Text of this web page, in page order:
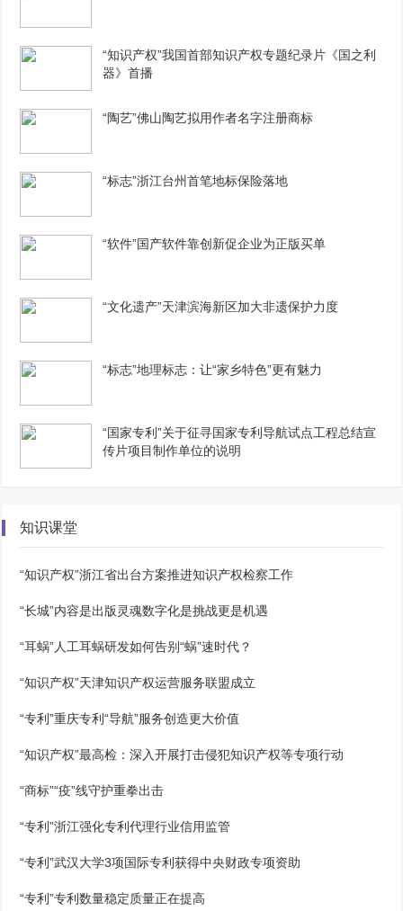
“知识产权”我国首部知识产权专题纪录片《国之利
器》首播
“陶艺”佛山陶艺拟用作者名字注册商标
“标志”浙江台州首笔地标保险落地
“软件”国产软件靠创新促企业为正版买单
“文化遗产”天津滨海新区加大非遗保护力度
“标志”地理标志：让“家乡特色”更有魅力
“国家专利”关于征寻国家专利导航试点工程总结宣
传片项目制作单位的说明
知识课堂
“知识产权”浙江省出台方案推进知识产权检察工作
“长城”内容是出版灵魂数字化是挑战更是机遇
“耳蜗”人工耳蜗研发如何告别“蜗”速时代？
“知识产权”天津知识产权运营服务联盟成立
“专利”重庆专利“导航”服务创造更大价值
“知识产权”最高检：深入开展打击侵犯知识产权等专项行动
“商标”“疫”线守护重拳出击
“专利”浙江强化专利代理行业信用监管
“专利”武汉大学3项国际专利获得中央财政专项资助
“专利”专利数量稳定质量正在提高